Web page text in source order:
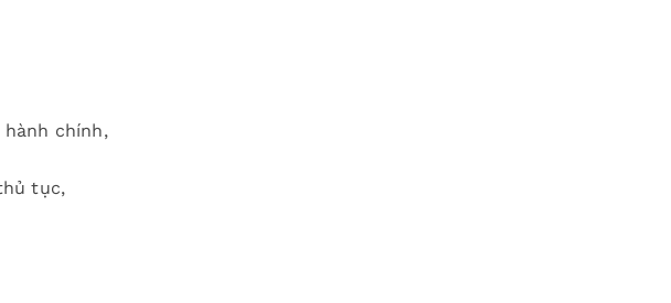
chính,
tục,